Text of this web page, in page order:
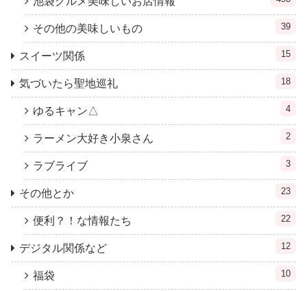
その他の美味しいもの 39
スイーツ関係 15
気づいたら聖地巡礼 18
ゆるキャン△ 4
ラーメン大好き小泉さん 2
ラブライブ 3
その他とか 23
便利？！な情報たち 22
デジタル関係など 12
福袋 10